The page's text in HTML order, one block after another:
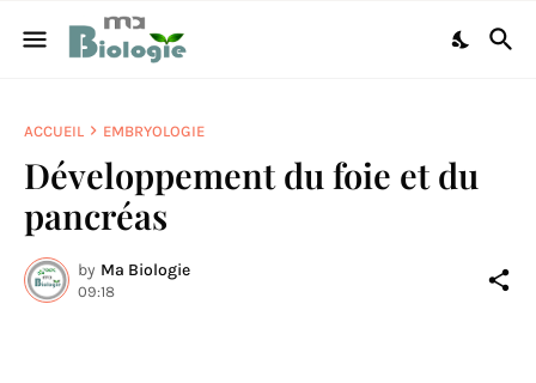
ACCUEIL EMBRYOLOGIE
Développement du foie et du
pancréas
by Ma Biologie
09:18